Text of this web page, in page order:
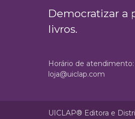
Democratizar a
livros.
Horário de
loja@uiclap.com
UICLAP® Editora e